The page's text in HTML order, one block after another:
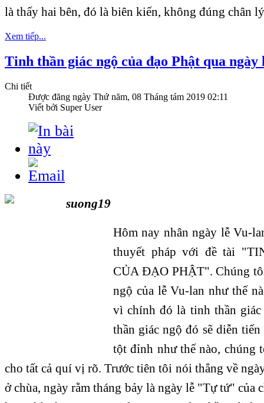
là thấy hai bên, đó là biên kiến, không đúng chân
Xem tiếp...
Tinh thần giác ngộ của đạo Phật qua ngày
Chi tiết
Được đăng ngày Thứ năm, 08 Tháng tám 2019 02:11
Viết bởi Super User
Hôm nay nhân ngày lễ Vu-
thuyết pháp với đề tài
CỦA ÐẠO PHẬT". Chúng
ngộ của lễ Vu-lan như thế
vì chính đó là tinh thần giác
thần giác ngộ đó sẽ diễn
tột đỉnh như thế nào, chúng
cho tất cả quí vị rõ. Trước tiên tôi nói thẳng về
ở chùa, ngày rằm tháng bảy là ngày lễ "Tự tứ" của